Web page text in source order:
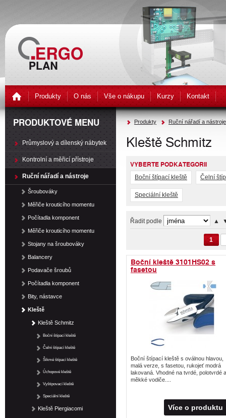
Produkty O nás Vše o nákupu Kurzy Kontakt
Produkty Ruční nářadí a nástroje
Kleště Schmitz
VYBERTE PODKATEGORII
Boční štípací kleště Čelní
Speciální kleště
Řadit podle ▲
1
Boční kleště 3101HS02 s
fasetou
Boční štípací kleště s oválnou hlavou,
malá verze, s fasetou, rukojeť modrá
lakovaná. Vhodné na tvrdé, polotvrdé a
měkké vodiče....
Více o produktu
PRODUKTOVÉ MENU
Průmyslový a dílenský nábytek
Kontrolní a měřicí přístroje
Ruční nářadí a nástroje
Šroubováky
Měřiče krouticího momentu
Počítadla komponent
Měřiče krouticího momentu
Stojany na šroubováky
Balancery
Podavače šroubů
Počítadla komponent
Bity, nástavce
Kleště
Kleště Schmitz
Boční štípací kleště
Čelní štípací kleště
Šikmé štípací kleště
Úchopové kleště
Vyštipovací kleště
Speciální kleště
Kleště Piergiacomi